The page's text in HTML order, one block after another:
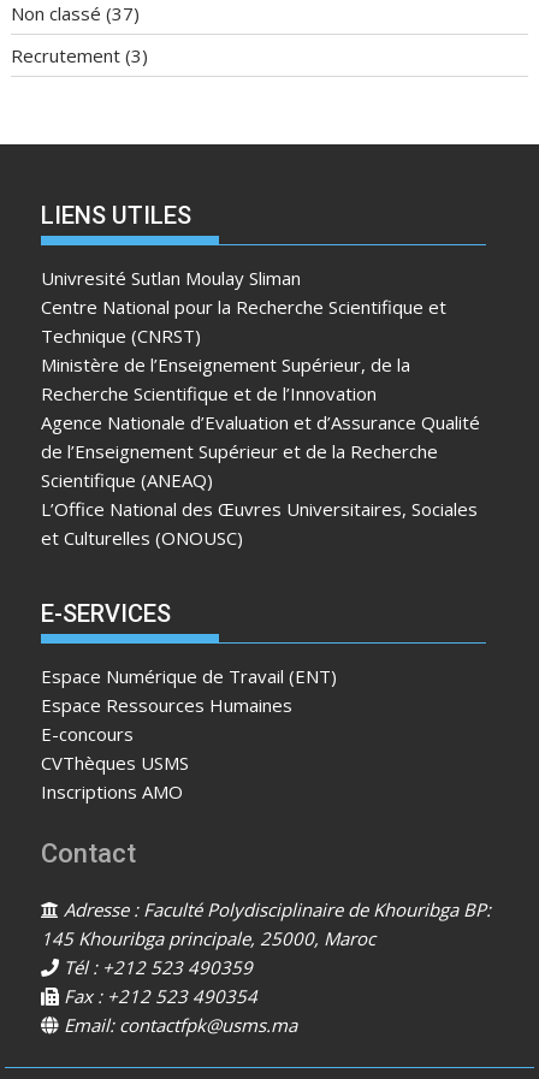
Non classé (37)
Recrutement (3)
LIENS UTILES
Univresité Sutlan Moulay Sliman
Centre National pour la Recherche Scientifique et
Technique (CNRST)
Ministère de l’Enseignement Supérieur, de la
Recherche Scientifique et de l’Innovation
Agence Nationale d’Evaluation et d’Assurance Qualité
de l’Enseignement Supérieur et de la Recherche
Scientifique (ANEAQ)
L’Office National des Œuvres Universitaires, Sociales
et Culturelles (ONOUSC)
E-SERVICES
Espace Numérique de Travail (ENT)
Espace Ressources Humaines
E-concours
CVThèques USMS
Inscriptions AMO
Contact
Adresse : Faculté Polydisciplinaire de Khouribga BP:
145 Khouribga principale, 25000, Maroc
Tél : +212 523 490359
Fax : +212 523 490354
Email: contactfpk@usms.ma